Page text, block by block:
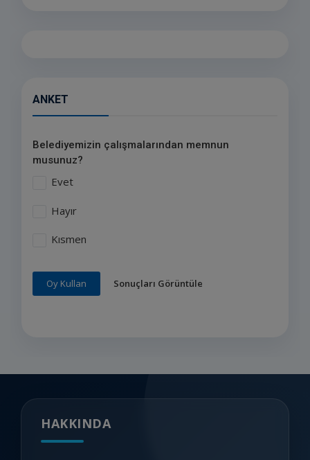
ANKET
Belediyemizin çalışmalarından memnun
musunuz?
Evet
Hayır
Kısmen
Oy Kullan Sonuçları Görüntüle
HAKKINDA